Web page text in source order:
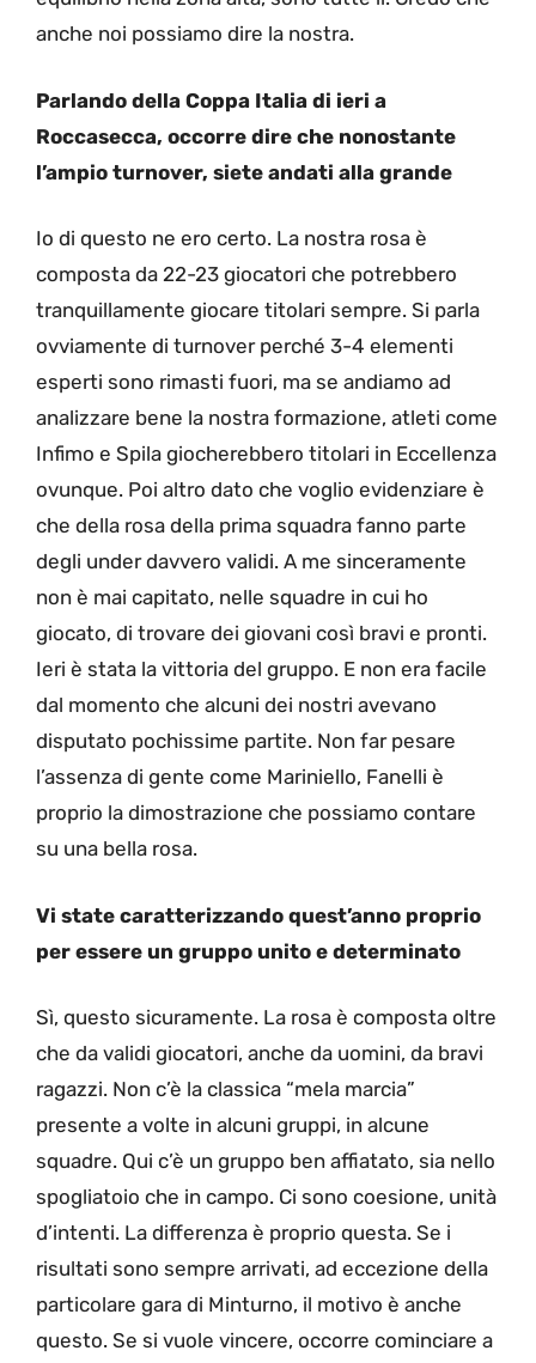
anche noi possiamo dire la nostra.
Parlando della Coppa Italia di ieri a
Roccasecca, occorre dire che nonostante
l’ampio turnover, siete andati alla grande
Io di questo ne ero certo. La nostra rosa è
composta da 22-23 giocatori che potrebbero
tranquillamente giocare titolari sempre. Si parla
ovviamente di turnover perché 3-4 elementi
esperti sono rimasti fuori, ma se andiamo ad
analizzare bene la nostra formazione, atleti come
Infimo e Spila giocherebbero titolari in Eccellenza
ovunque. Poi altro dato che voglio evidenziare è
che della rosa della prima squadra fanno parte
degli under davvero validi. A me sinceramente
non è mai capitato, nelle squadre in cui ho
giocato, di trovare dei giovani così bravi e pronti.
Ieri è stata la vittoria del gruppo. E non era facile
dal momento che alcuni dei nostri avevano
disputato pochissime partite. Non far pesare
l’assenza di gente come Mariniello, Fanelli è
proprio la dimostrazione che possiamo contare
su una bella rosa.
Vi state caratterizzando quest’anno proprio
per essere un gruppo unito e determinato
Sì, questo sicuramente. La rosa è composta oltre
che da validi giocatori, anche da uomini, da bravi
ragazzi. Non c’è la classica “mela marcia”
presente a volte in alcuni gruppi, in alcune
squadre. Qui c’è un gruppo ben affiatato, sia nello
spogliatoio che in campo. Ci sono coesione, unità
d’intenti. La differenza è proprio questa. Se i
risultati sono sempre arrivati, ad eccezione della
particolare gara di Minturno, il motivo è anche
questo. Se si vuole vincere, occorre cominciare a